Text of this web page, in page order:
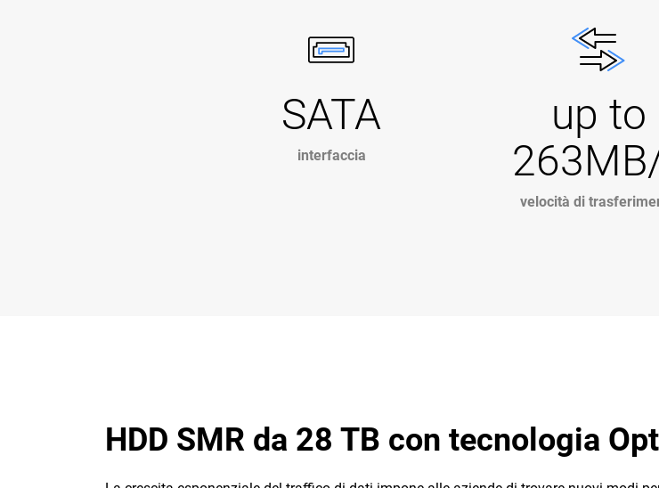
SATA
interfaccia
up to
velocità di
HDD SMR da 28 TB con tecnologia